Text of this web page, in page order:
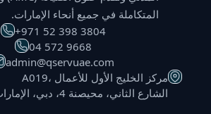
المتكاملة في جميع أنحاء الإمارات.
⁦+971 52 398 3804⁩
⁦04 572 9668⁩
admin@qservuae.com
A019، مركز الخليج الأول للأعمال
الشارع الثاني، محيصنة 4، دبي، الإمارات العربية المتحدة